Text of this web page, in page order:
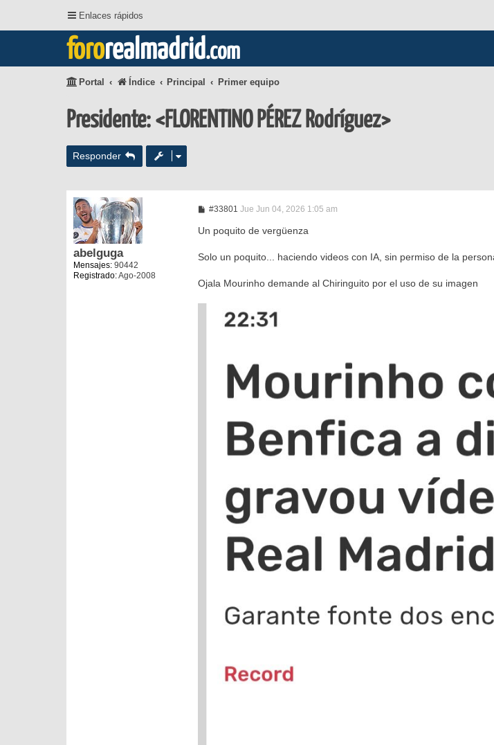
Enlaces rápidos
fororealmadrid.com
Portal Índice Principal Primer equipo
Presidente: <FLORENTINO PÉREZ Rodríguez>
Responder
abelguga
Mensajes: 90442
Registrado:Ago-2008
#33801 M
n
j
Jue Jun 04, 2026 1:05 am
Un poquito de vergüenza
Solo un poquito... haciendo videos con IA, sin permiso de la
Ojala Mourinho demande al Chiringuito por el uso de su imagen